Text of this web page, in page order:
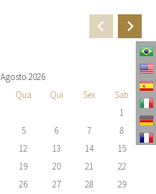
Agosto 2026
Qua Qui Sex
Sab
1
5 6 7
8
12 13 14
15
19 20 21
22
26 27 28
29